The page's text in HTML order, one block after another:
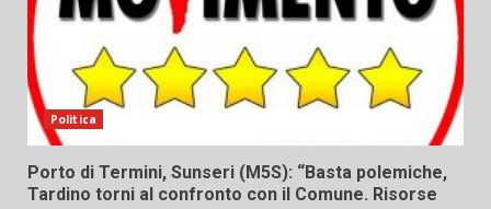
Politica
Porto di Termini, Sunseri (M5S): “Basta polemiche,
Tardino torni al confronto con il Comune. Risorse